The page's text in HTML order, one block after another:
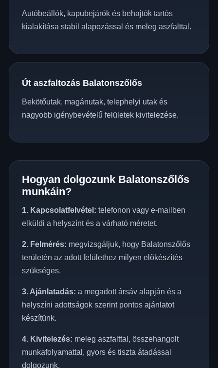
Autóbeállók, kapubejárók és behajtók tartós
kialakítása stabil alapozással és meleg aszfalttal.
Út aszfaltozás Balatonszőlős
Bekötőutak, magánutak, telephelyi utak és
nagyobb igénybevételű felületek kivitelezése.
Hogyan dolgozunk Balatonszőlős
munkáin?
1. Kapcsolatfelvétel: telefonon vagy e-mailben
elküldi a helyszínt és a várható méretet.
2. Felmérés: megvizsgáljuk, hogy Balatonszőlős
területén az adott felülethez milyen előkészítés
szükséges.
3. Ajánlatadás: a megadott ársáv alapján és a
helyszíni adottságok szerint pontos ajánlatot
készítünk.
4. Kivitelezés: meleg aszfalttal, összehangolt
munkafolyamattal, gyors és tiszta átadással
dolgozunk.